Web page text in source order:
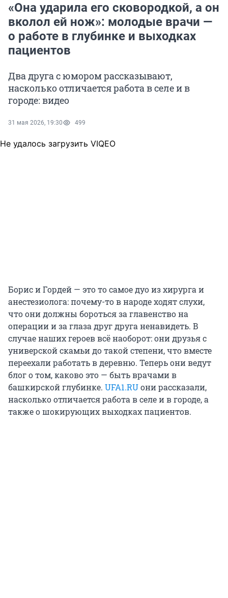
«Она ударила его сковородкой, а он
вколол ей нож»: молодые врачи —
о работе в глубинке и выходках
пациентов
Два друга с юмором рассказывают,
насколько отличается работа в селе и в
городе: видео
31 мая 2026, 19:30 499
Не удалось загрузить VIQEO
Борис и Гордей — это то самое дуо из хирурга и
анестезиолога: почему-то в народе ходят слухи,
что они должны бороться за главенство на
операции и за глаза друг друга ненавидеть. В
случае наших героев всё наоборот: они друзья с
универской скамьи до такой степени, что вместе
переехали работать в деревню. Теперь они ведут
блог о том, каково это — быть врачами в
башкирской глубинке. UFA1.RUони рассказали,
насколько отличается работа в селе и в городе, а
также о шокирующих выходках пациентов.